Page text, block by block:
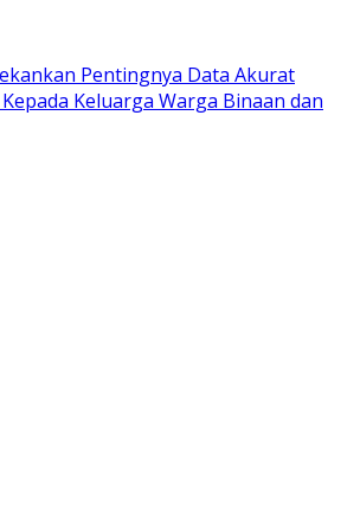
Pentingnya Data Akurat
Keluarga Warga Binaan dan